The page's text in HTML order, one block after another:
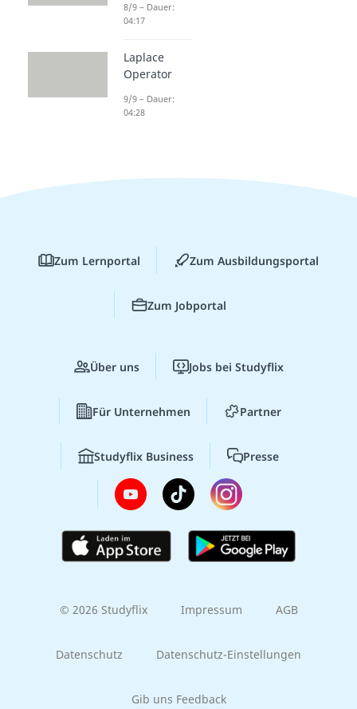
8/9 – Dauer:
04:17
Laplace
Operator
9/9 – Dauer:
04:28
Zum Lernportal Zum Ausbildungsportal
Zum Jobportal
Über uns Jobs bei Studyflix
Für Unternehmen Partner
Studyflix Business Presse
© 2026 Studyflix Impressum AGB
Datenschutz Datenschutz-Einstellungen
Gib uns Feedback